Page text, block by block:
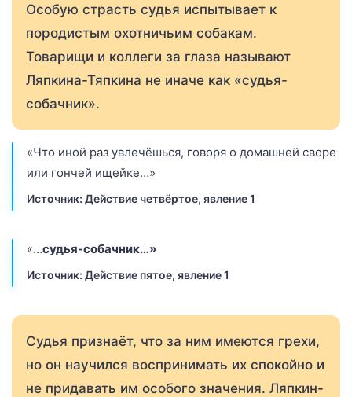
Особую страсть судья испытывает к
породистым охотничьим собакам.
Товарищи и коллеги за глаза называют
Ляпкина-Тяпкина не иначе как «судья-
собачник».
«Что иной раз увлечёшься, говоря о домашней своре
или гончей ищейке…»
Источник: Действие четвёртое, явление 1
«…судья-собачник…»
Источник: Действие пятое, явление 1
Судья признаёт, что за ним имеются грехи,
но он научился воспринимать их спокойно и
не придавать им особого значения. Ляпкин-